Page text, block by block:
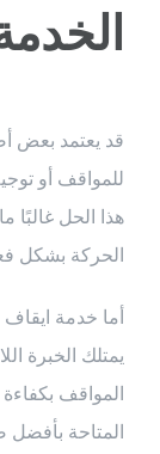
قد يعتمد بعض
للمواقف أو
هذا الحل
الحركة بشكل
أما خدمة ايقاف
يمتلك الخبرة
المواقف
المتاحة